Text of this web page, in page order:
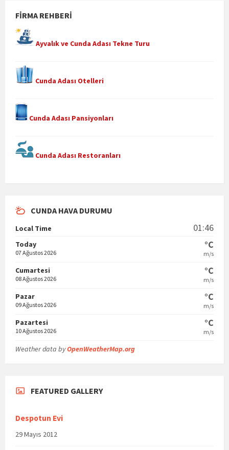
FIRMA REHBERI
Ayvalık ve Cunda Adası Tekne Turu
Cunda Adası Otelleri
Cunda Adası Pansiyonları
Cunda Adası Restoranları
CUNDA HAVA DURUMU
Local Time 01:46
Today
07 Ağustos 2026
°C
m/s
Cumartesi
08 Ağustos 2026
°C
m/s
Pazar
09 Ağustos 2026
°C
m/s
Pazartesi
10 Ağustos 2026
°C
m/s
Weather data byOpenWeatherMap.org
FEATURED GALLERY
Despotun Evi
29 Mayıs 2012